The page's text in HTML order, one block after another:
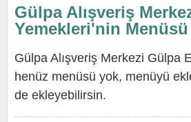
Gülpa Alışveriş
Yemekleri'nin Menüsü
Gülpa Alışveriş Merkezi Gülpa
henüz menüsü yok, menüyü
de ekleyebilirsin.